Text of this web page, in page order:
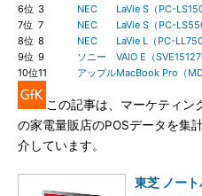
6位 3 NEC
LaVie S（PC-
7位 7 NEC
LaVie S（PC-
8位 8 NEC
LaVie L（PC-
9位 9 ソニー
VAIO E（
10位11 アップルMacBook Pro（
この記事は、マーケティン
の家電量販店のPOSデータを集
介しています。
東芝 ノー